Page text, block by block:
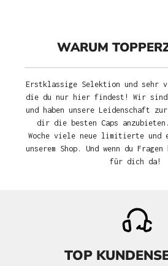
WARUM
Erstklassige Selektion und sehr
die du nur hier findest! Wir sind
und haben unsere Leidenschaft zur
dir die besten Caps
Woche viele neue limitierte und
unserem Shop. Und wenn du
für dich da!
TOP